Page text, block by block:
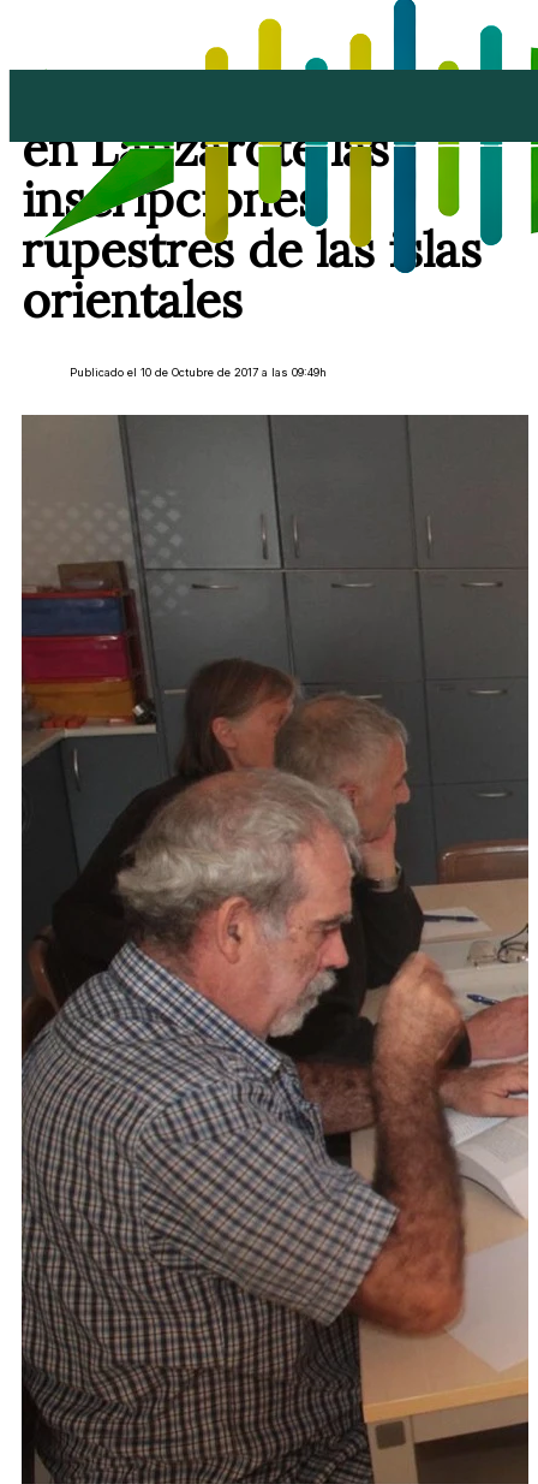
en Lanzarote las
inscripciones
rupestres de las islas
orientales
Publicado el 10 de Octubre de 2017 a las 09:49h